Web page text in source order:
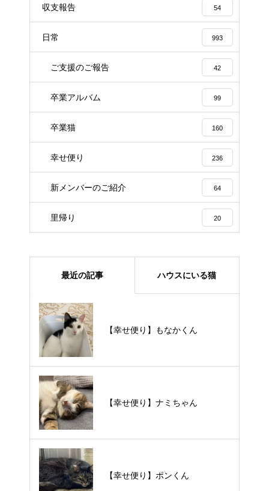
収支報告 54
日常 993
ご支援のご報告 42
卒業アルバム 99
卒業猫 160
幸せ便り 236
新メンバーのご紹介 64
里帰り 20
最近の記事 ハウスにいる猫
【幸せ便り】もなかくん
【幸せ便り】ナミちゃん
【幸せ便り】ポンくん
【里親様募集中】メメちゃん
【里親様募集中】スンスンちゃん
【里親様募集中】タルトくん